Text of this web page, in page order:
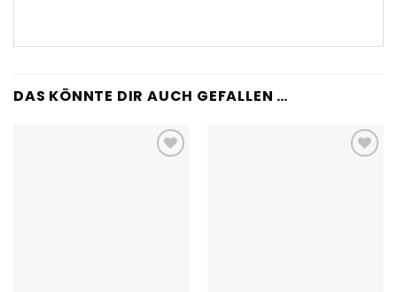
DAS KÖNNTE DIR AUCH GEFALLEN …